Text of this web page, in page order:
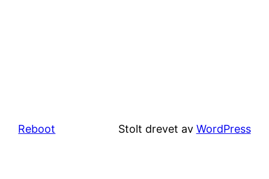
Reboot Stolt drevet av WordPress